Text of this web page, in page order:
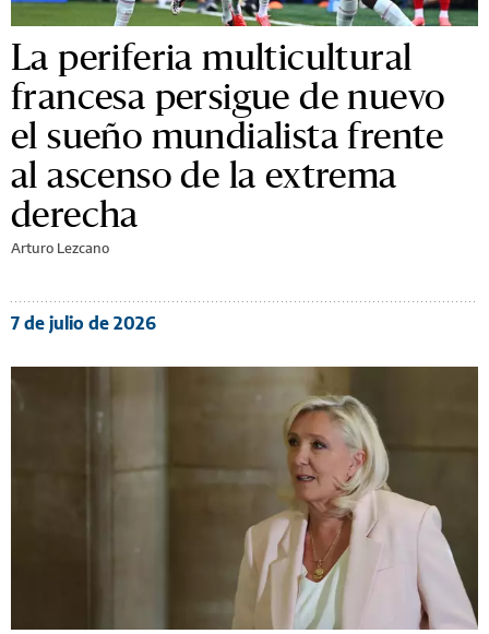
La periferia multicultural
francesa persigue de nuevo
el sueño mundialista frente
al ascenso de la extrema
derecha
Arturo Lezcano
7 de julio de 2026